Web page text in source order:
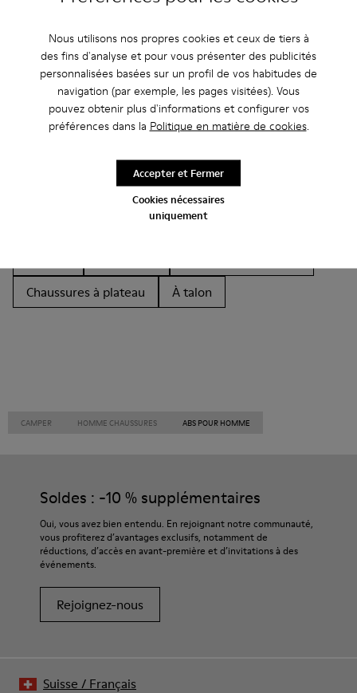
Nous utilisons nos propres cookies et ceux de tiers à
des fins d'analyse et pour vous présenter des publicités
personnalisées basées sur un profil de vos habitudes de
navigation (par exemple, les pages visitées). Vous
pouvez obtenir plus d'informations et configurer vos
préférences dans la Politique en matière de cookies.
Cookies nécessaires
uniquement
Accepter et Fermer
Autres Catégories
Non Leather
Ballerines
Chaussures à lacets
Mocassins
Chaussures à plateau
À talon
CAMPER HOMME CHAUSSURES ABS POUR HOMME
Soldes : -10 % supplémentaires
Oui, vous avez bien entendu. En rejoignant notre communauté,
vous profiterez d’avantages exclusifs, notamment de
réductions, d’accès en avant-première et d’invitations à des
événements.
Rejoignez-nous
Suisse / Français